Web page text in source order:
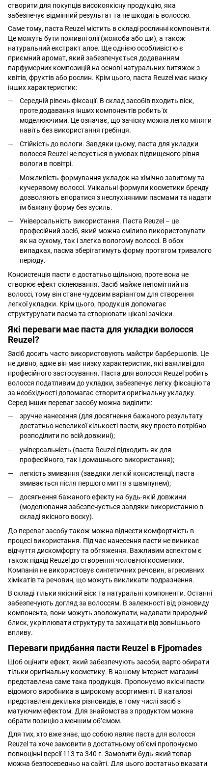
створити для покупців високоякісну продукцію, яка
забезпечує відмінний результат та не шкодить волоссю.
Саме тому, паста Reuzel містить в складі рослинні компоненти.
Це можуть бути поживні олії (жожоба або ши), а також
натуральний екстракт алое. Ще однією особливістю є
приємний аромат, який забезпечується додаванням
парфумерних композицій на основі натуральних витяжок з
квітів, фруктів або рослин. Крім цього, паста Reuzel має низку
інших характеристик:
Середній рівень фіксації. В склад засобів входить віск,
проте додавання інших компонентів робить їх
моделюючими. Це означає, що зачіску можна легко міняти
навіть без використання гребінця.
Стійкість до вологи. Завдяки цьому, паста для укладки
волосся Reuzel не псується в умовах підвищеного рівня
вологи в повітрі.
Можливість формування укладок на хімічно завитому та
кучерявому волоссі. Унікальні формули косметики бренду
дозволяють впоратися з неслухняними пасмами та надати
їм бажану форму без зусиль.
Універсальність використання. Паста Reuzel – це
професійний засіб, який можна сміливо використовувати
як на сухому, так і злегка вологому волоссі. В обох
випадках, пасма зберігатимуть форму протягом тривалого
періоду.
Консистенція пасти є достатньо щільною, проте вона не
створює ефект склеювання. Засіб майже непомітний на
волоссі, тому він стане чудовим варіантом для створення
легкої укладки. Крім цього, продукція допомагає
структурувати пасма та створювати цікаві зачіски.
Які переваги має паста для укладки волосся
Reuzel?
Засіб досить часто використовують майстри барбершопів. Це
не дивно, адже він має низку характеристик, які важливі для
професійного застосування. Паста для волосся Reuzel робить
волосся податливим до укладки, забезпечує легку фіксацію та
за необхідності допомагає створити оригінальну укладку.
Серед інших переваг засобу можна виділити:
зручне нанесення (для досягнення бажаного результату
достатньо невеликої кількості пасти, яку просто потрібно
розподілити по всій довжині);
універсальність (паста Reuzel підходить як для
професійного, так і домашнього використання);
легкість змивання (завдяки легкій консистенції, паста
змивається після першого миття з шампунем);
досягнення бажаного ефекту на будь-якій довжини
(моделювання забезпечується завдяки використанню в
складі якісного воску).
До переваг засобу також можна віднести комфортність в
процесі використання. Під час нанесення пасти не виникає
відчуття дискомфорту та обтяження. Важливим аспектом є
також підхід Reuzel до створення чоловічої косметики.
Компанія не використовує синтетичних речовин, агресивних
хімікатів та речовин, що можуть викликати подразнення.
В складі тільки якісний віск та натуральні компоненти. Останні
забезпечують догляд за волоссям. В залежності від різновиду
компонента, вони можуть зволожувати, надавати природний
блиск, укріплювати структуру та захищати від зовнішнього
впливу.
Переваги придбання пасти Reuzel в Fjpomades
Щоб оцінити ефект, який забезпечують засоби, варто обирати
тільки оригінальну косметику. В нашому інтернет-магазині
представлена саме така продукція. Пропонуємо якісні пасти
відомого виробника в широкому асортименті. В каталозі
представлені декілька різновидів, в тому числі засіб з
матуючим ефектом. Для знайомства з продуктом можна
обрати позицію з меншим об’ємом.
Для тих, хто вже знає, що собою являє паста для волосся
Reuzel та хоче замовити в достатньому об’ємі пропонуємо
повноцінні версії 113 та 340 г. Замовити будь-який товар
можна безпосередньо на сайті. Для цього достатньо вказати